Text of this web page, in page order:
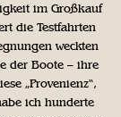
im Großkauf
die Testfahrten
weckten
der Boote – ihre
„Provenienz“,
ich hunderte